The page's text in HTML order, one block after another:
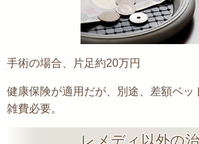
手術の場合、片足約20万円
健康保険が適用だが、別途、差額ベッ
雑費必要。